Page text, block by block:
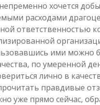
хочется
расходами
ответственностью
ими можно
по умеренной
лично в
правдивые
уже прямо сейчас,